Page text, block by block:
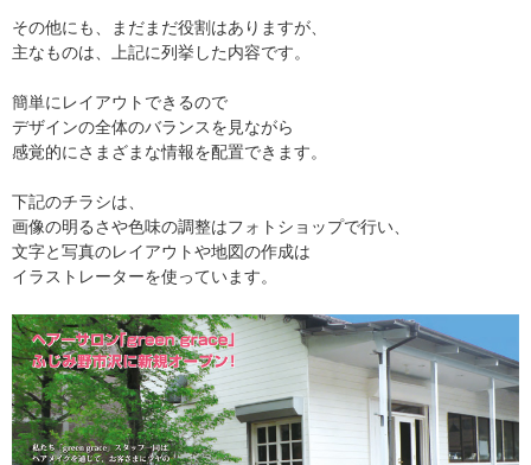
その他にも、まだまだ役割はありますが、
主なものは、上記に列挙した内容です。
簡単にレイアウトできるので
デザインの全体のバランスを見ながら
感覚的にさまざまな情報を配置できます。
下記のチラシは、
画像の明るさや色味の調整はフォトショップで行い、
文字と写真のレイアウトや地図の作成は
イラストレーターを使っています。